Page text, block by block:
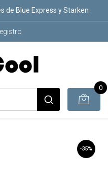
de Blue Express y Starken
0
-35%